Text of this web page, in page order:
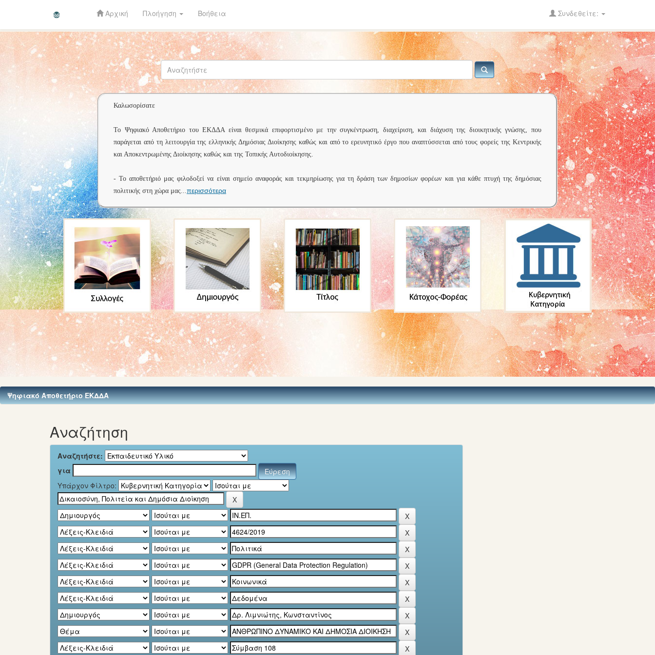
Skip
navigation
Αρχική Πλοήγηση Βοήθεια Συνδεθείτε:
Καλωσορίσατε
Το Ψηφιακό Αποθετήριο του ΕΚΔΔΑ είναι θεσμικά επιφορτισμένο με την συγκέντρωση, διαχείριση, και διάχυση της διοικητικής γνώσης, που
παράγεται από τη λειτουργία της ελληνικής Δημόσιας Διοίκησης καθώς και από το ερευνητικό έργο που αναπτύσσεται από τους φορείς της Κεντρικής
και Αποκεντρωμένης Διοίκησης καθώς και της Τοπικής Αυτοδιοίκησης.
- Το αποθετήριό μας φιλοδοξεί να είναι σημείο αναφοράς και τεκμηρίωσης για τη δράση των δημοσίων φορέων και για κάθε πτυχή της δημόσιας
πολιτικής στη χώρα μας...περισσότερα
Ψηφιακό Αποθετήριο ΕΚΔΔΑ
Αναζήτηση
Αναζητήστε:
για
Υπάρχον Φίλτρο: